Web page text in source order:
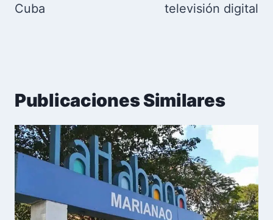
Cuba
televisión digital
Publicaciones Similares